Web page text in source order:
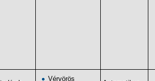
Vérvörös